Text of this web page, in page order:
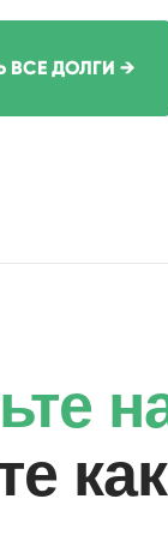
ВСЕ ДОЛГИ →